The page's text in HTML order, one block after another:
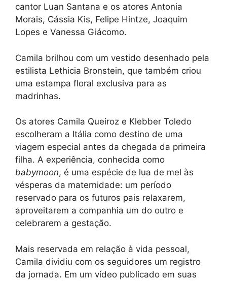
cantor Luan Santana e os atores Antonia
Morais, Cássia Kis, Felipe Hintze, Joaquim
Lopes e Vanessa Giácomo.
Camila brilhou com um vestido desenhado pela
estilista Lethicia Bronstein, que também criou
uma estampa floral exclusiva para as
madrinhas.
Os atores Camila Queiroz e Klebber Toledo
escolheram a Itália como destino de uma
viagem especial antes da chegada da primeira
filha. A experiência, conhecida como
babymoon, é uma espécie de lua de mel às
vésperas da maternidade: um período
reservado para os futuros pais relaxarem,
aproveitarem a companhia um do outro e
celebrarem a gestação.
Mais reservada em relação à vida pessoal,
Camila dividiu com os seguidores um registro
da jornada. Em um vídeo publicado em suas